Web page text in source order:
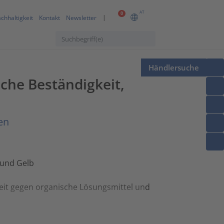
0 AT
Kontakt Newsletter
Händlersuche
Beständigkeit,
Gelb
gegen organische Lösungsmittel und